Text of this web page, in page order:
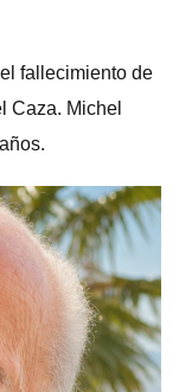
fallecimiento de
Caza. Michel